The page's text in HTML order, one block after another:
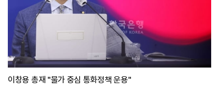
이창용 총재 "물가 중심 통화정책 운용"